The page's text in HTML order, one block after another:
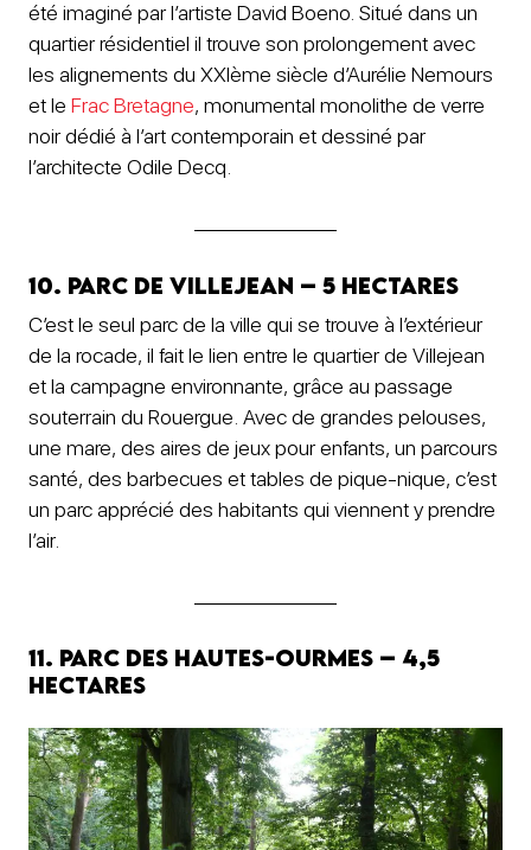
été imaginé par l’artiste David Boeno. Situé dans un
quartier résidentiel il trouve son prolongement avec
les alignements du XXIème siècle d’Aurélie Nemours
et le Frac Bretagne, monumental monolithe de verre
noir dédié à l’art contemporain et dessiné par
l’architecte Odile Decq.
10. Parc de Villejean – 5 hectares
C’est le seul parc de la ville qui se trouve à l’extérieur
de la rocade, il fait le lien entre le quartier de Villejean
et la campagne environnante, grâce au passage
souterrain du Rouergue. Avec de grandes pelouses,
une mare, des aires de jeux pour enfants, un parcours
santé, des barbecues et tables de pique-nique, c’est
un parc apprécié des habitants qui viennent y prendre
l’air.
11. Parc des Hautes-Ourmes – 4,5
hectares